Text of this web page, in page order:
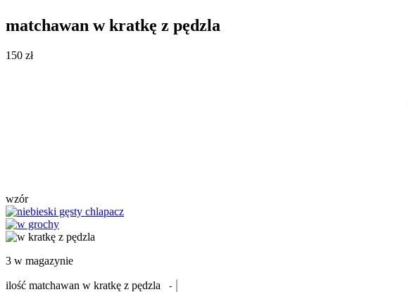
matchawan w kratkę z pędzla
150 zł
wzór
3 w magazynie
ilość matchawan w kratkę z pędzla -